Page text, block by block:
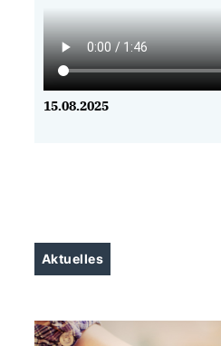
15.08.2025
Aktuelles